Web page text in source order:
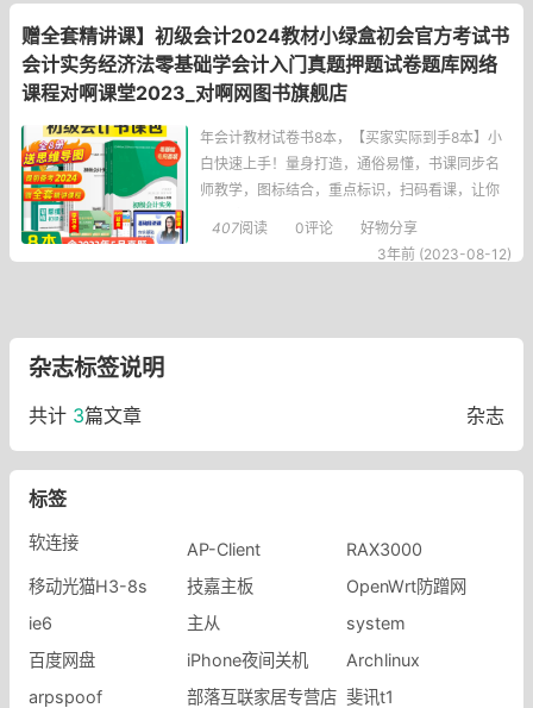
价：100、折扣价：39.8之了图书旗舰店：书籍/
杂志/
赠全套精讲课】初级会计2024教材小绿盒初会官方考试书
会计实务经济法零基础学会计入门真题押题试卷题库网络
课程对啊课堂2023_对啊网图书旗舰店
年会计教材试卷书8本，【买家实际到手8本】小
白快速上手！量身打造，通俗易懂，书课同步名
师教学，图标结合，重点标识，扫码看课，让你
轻松胜任会记工作，一本就会！走向蜕变之路~
【赠运费险】，赠全套精讲课】初级会计2024教
407阅读 0评论
好物分享
3年前 (2023-08-12)
杂志标签说明
共计 3篇文章 杂志
标签
软连接 AP-Client
RAX3000
移动光猫H3-8s
技嘉主板
OpenWrt防蹭网
ie6
主从
system
百度网盘
iPhone夜间关机
Archlinux
arpspoof
部落互联家居专营店 斐讯t1